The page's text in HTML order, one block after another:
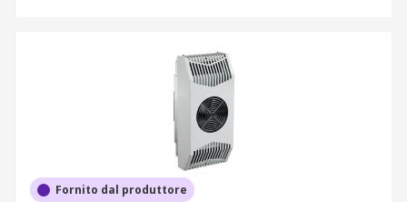
Fornito dal produttore